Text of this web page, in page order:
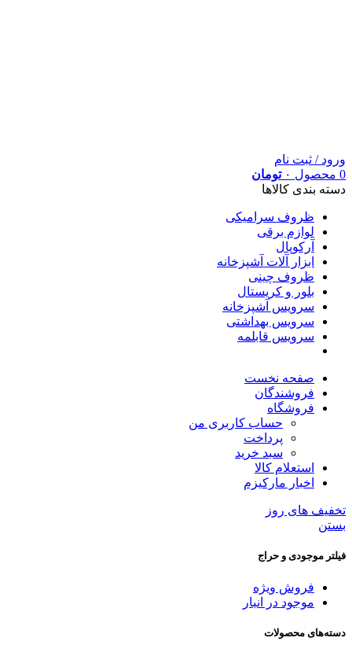
ورود / ثبت نام
0 محصول ۰ تومان
دسته بندی کالاها
ظروف سرامیکی
لوازم برقی
آرکوپال
ابزار آلات آشپزخانه
ظروف چینی
بلور و کریستال
سرویس آشپزخانه
سرویس بهداشتی
سرویس قابلمه
صفحه نخست
فروشندگان
فروشگاه
حساب کاربری من
پرداخت
سبد خرید
استعلام کالا
اخبار مارکیزم
تخفیف های روز
بستن
فیلتر موجودی و حراج
فروش ویژه
موجود در انبار
دسته‌های محصولات